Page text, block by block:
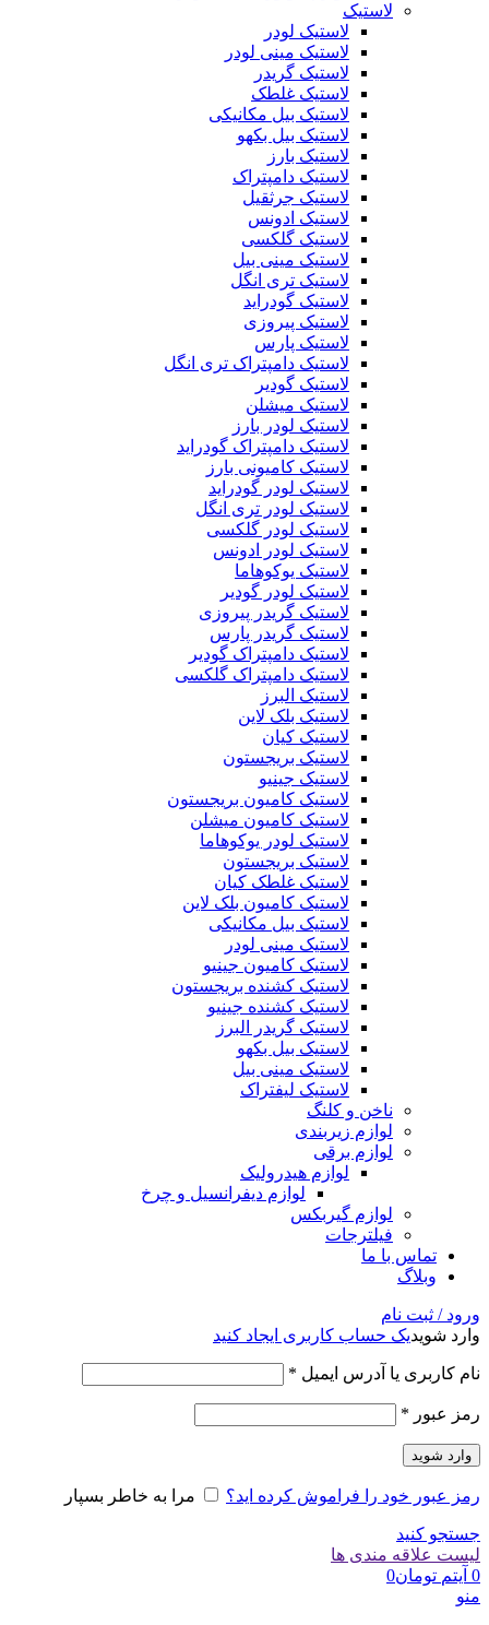
لاستیک
لاستیک لودر
لاستیک مینی لودر
لاستیک گریدر
لاستیک غلطک
لاستیک بیل مکانیکی
لاستیک بیل بکهو
لاستیک بارز
لاستیک دامپتراک
لاستیک جرثقیل
لاستیک ادونس
لاستیک گلکسی
لاستیک مینی بیل
لاستیک تری انگل
لاستیک گودراید
لاستیک پیروزی
لاستیک پارس
لاستیک دامپتراک تری انگل
لاستیک گودیر
لاستیک میشلن
لاستیک لودر بارز
لاستیک دامپتراک گودراید
لاستیک کامیونی بارز
لاستیک لودر گودراید
لاستیک لودر تری انگل
لاستیک لودر گلکسی
لاستیک لودر ادونس
لاستیک یوکوهاما
لاستیک لودر گودیر
لاستیک گریدر پیروزی
لاستیک گریدر پارس
لاستیک دامپتراک گودیر
لاستیک دامپتراک گلکسی
لاستیک البرز
لاستیک بلک لاین
لاستیک کیان
لاستیک بریجستون
لاستیک جینیو
لاستیک کامیون بریجستون
لاستیک کامیون میشلن
لاستیک لودر یوکوهاما
لاستیک بریجستون
لاستیک غلطک کیان
لاستیک کامیون بلک لاین
لاستیک بیل مکانیکی
لاستیک مینی لودر
لاستیک کامیون جینیو
لاستیک کشنده بریجستون
لاستیک کشنده جینیو
لاستیک گریدر البرز
لاستیک بیل بکهو
لاستیک مینی بیل
لاستیک لیفتراک
ناخن و کلنگ
لوازم زیربندی
لوازم برقی
لوازم هیدرولیک
لوازم دیفرانسیل و چرخ
لوازم گیربکس
فیلترجات
تماس با ما
وبلاگ
ورود / ثبت نام
وارد شویدیک حساب کاربری ایجاد کنید
نام کاربری یا آدرس ایمیل *
رمز عبور *
وارد شوید
رمز عبور خود را فراموش کرده اید؟ مرا به خاطر بسپار
جستجو کنید
لیست علاقه مندی ها
0 آیتم تومان0
منو